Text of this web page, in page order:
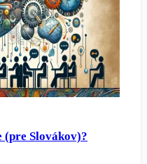
(pre Slovákov)?